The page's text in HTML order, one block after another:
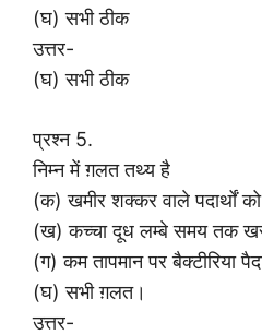
(घ) सभी ठीक
उत्तर-
(घ) सभी ठीक
प्रश्न 5.
निम्न में ग़लत तथ्य है
(क) खमीर शक्कर वाले पदार्थों
(ख) कच्चा दूध लम्बे समय तक
(ग) कम तापमान पर बैक्टीरिया
(घ) सभी ग़लत।
उत्तर-